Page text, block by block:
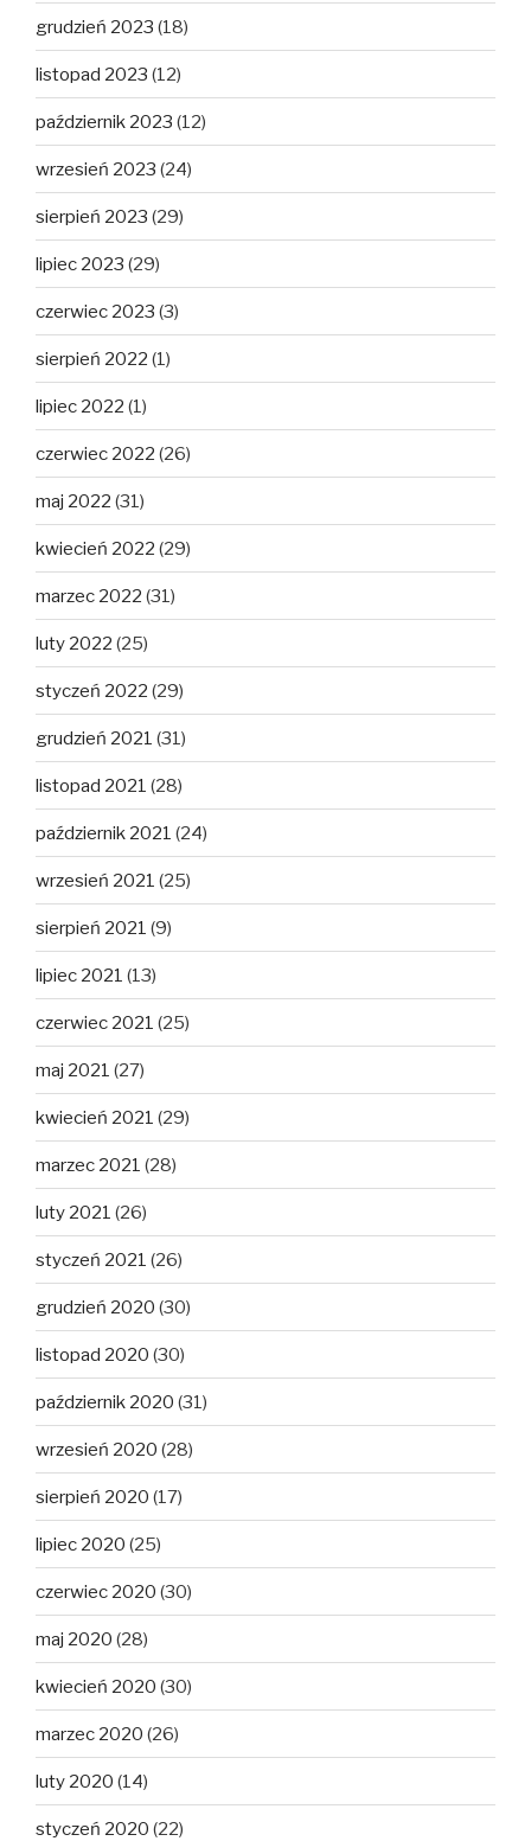
grudzień 2023 (18)
listopad 2023 (12)
październik 2023 (12)
wrzesień 2023 (24)
sierpień 2023 (29)
lipiec 2023 (29)
czerwiec 2023 (3)
sierpień 2022 (1)
lipiec 2022 (1)
czerwiec 2022 (26)
maj 2022 (31)
kwiecień 2022 (29)
marzec 2022 (31)
luty 2022 (25)
styczeń 2022 (29)
grudzień 2021 (31)
listopad 2021 (28)
październik 2021 (24)
wrzesień 2021 (25)
sierpień 2021 (9)
lipiec 2021 (13)
czerwiec 2021 (25)
maj 2021 (27)
kwiecień 2021 (29)
marzec 2021 (28)
luty 2021 (26)
styczeń 2021 (26)
grudzień 2020 (30)
listopad 2020 (30)
październik 2020 (31)
wrzesień 2020 (28)
sierpień 2020 (17)
lipiec 2020 (25)
czerwiec 2020 (30)
maj 2020 (28)
kwiecień 2020 (30)
marzec 2020 (26)
luty 2020 (14)
styczeń 2020 (22)